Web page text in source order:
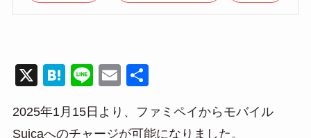
X
H
e
Li
e
E
ail
2025年1月15日より、ファミペイからモバイル
Suicaへのチャージが可能になりました。